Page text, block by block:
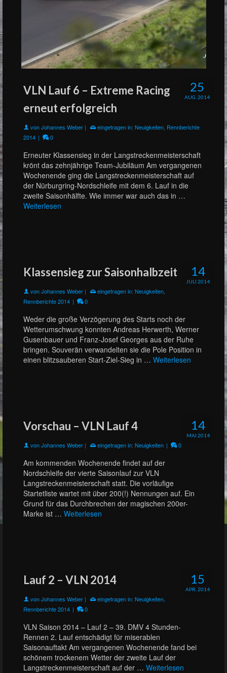
25
AUG. 2014
VLN Lauf 6 – Extreme Racing
erneut erfolgreich
vonJohannes Weber | eingetragen in: Neuigkeiten, Rennberichte
2014 | 0
Erneuter Klassensieg in der Langstreckenmeisterschaft
krönt das zehnjährige Team-Jubiläum Am vergangenen
Wochenende ging die Langstreckenmeisterschaft auf
der Nürburgring-Nordschleife mit dem 6. Lauf in die
zweite Saisonhälfte. Wie immer war auch das in …
Weiterlesen
14
JULI 2014
Klassensieg zur Saisonhalbzeit
vonJohannes Weber | eingetragen in: Neuigkeiten,
Rennberichte 2014 | 0
Weder die große Verzögerung des Starts noch der
Wetterumschwung konnten Andreas Herwerth, Werner
Gusenbauer und Franz-Josef Georges aus der Ruhe
bringen. Souverän verwandelten sie die Pole Position in
einen blitzsauberen Start-Ziel-Sieg in … Weiterlesen
14
MAI 2014
Vorschau – VLN Lauf 4
vonJohannes Weber | eingetragen in: Neuigkeiten | 0
Am kommenden Wochenende findet auf der
Nordschleife der vierte Saisonlauf zur VLN
Langstreckenmeisterschaft statt. Die vorläufige
Startetliste wartet mit über 200(!) Nennungen auf. Ein
Grund für das Durchbrechen der magischen 200er-
Marke ist … Weiterlesen
15
APR. 2014
Lauf 2 – VLN 2014
vonJohannes Weber | eingetragen in: Neuigkeiten,
Rennberichte 2014 | 0
VLN Saison 2014 – Lauf 2 – 39. DMV 4 Stunden-
Rennen 2. Lauf entschädigt für miserablen
Saisonauftakt Am vergangenen Wochenende fand bei
schönem trockenem Wetter der zweite Lauf der
Langstreckenmeisterschaft auf der … Weiterlesen